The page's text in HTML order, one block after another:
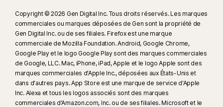
Copyright © 2026 Gen Digital Inc. Tous droits réservés. Les marques
commerciales ou marques déposées de Gen sont la propriété de
Gen Digital Inc. ou de ses filiales. Firefox est une marque
commerciale de Mozilla Foundation. Android, Google Chrome,
Google Play et le logo Google Play sont des marques commerciales
de Google, LLC. Mac, iPhone, iPad, Apple et le logo Apple sont des
marques commerciales d'Apple Inc., déposées aux États-Unis et
dans d'autres pays. App Store est une marque de service d'Apple
Inc. Alexa et tous les logos associés sont des marques
commerciales d'Amazon.com, Inc. ou de ses filiales. Microsoft et le